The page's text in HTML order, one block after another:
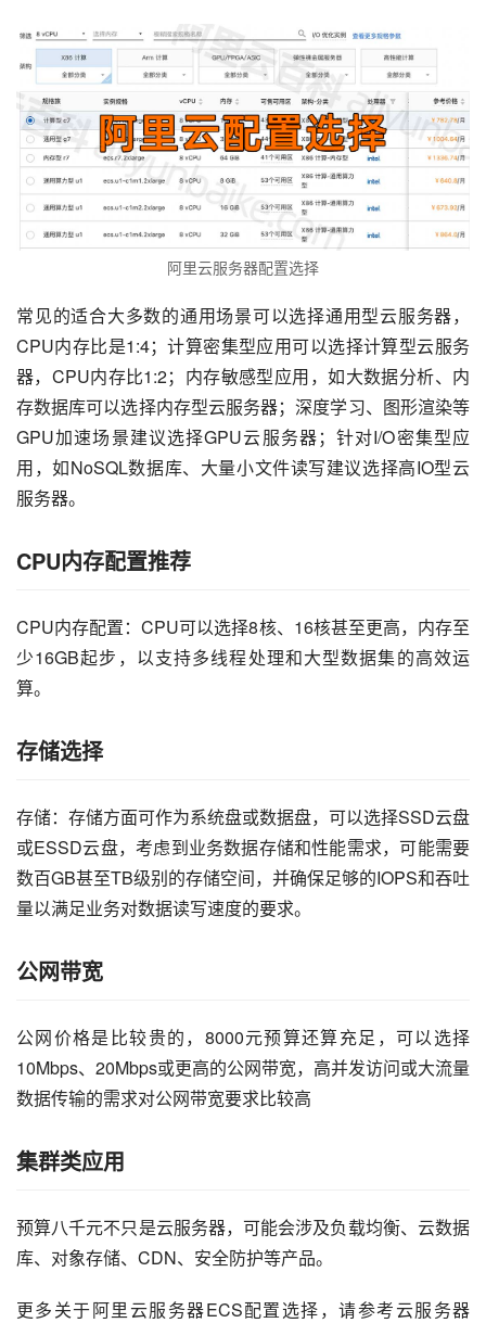
阿里云服务器配置选择
常见的适合大多数的通用场景可以选择通用型云服务器，
CPU内存比是1:4；计算密集型应用可以选择计算型云服务
器，CPU内存比1:2；内存敏感型应用，如大数据分析、内
存数据库可以选择内存型云服务器；深度学习、图形渲染等
GPU加速场景建议选择GPU云服务器；针对I/O密集型应
用，如NoSQL数据库、大量小文件读写建议选择高IO型云
服务器。
CPU内存配置推荐
CPU内存配置：CPU可以选择8核、16核甚至更高，内存至
少16GB起步，以支持多线程处理和大型数据集的高效运
算。
存储选择
存储：存储方面可作为系统盘或数据盘，可以选择SSD云盘
或ESSD云盘，考虑到业务数据存储和性能需求，可能需要
数百GB甚至TB级别的存储空间，并确保足够的IOPS和吞吐
量以满足业务对数据读写速度的要求。
公网带宽
公网价格是比较贵的，8000元预算还算充足，可以选择
10Mbps、20Mbps或更高的公网带宽，高并发访问或大流量
数据传输的需求对公网带宽要求比较高
集群类应用
预算八千元不只是云服务器，可能会涉及负载均衡、云数据
库、对象存储、CDN、安全防护等产品。
更多关于阿里云服务器ECS配置选择，请参考云服务器